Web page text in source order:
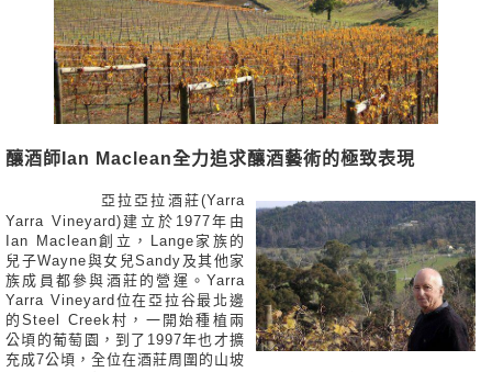
釀酒師Ian Maclean全力追求釀酒藝術的極致表現
亞拉亞拉酒莊(Yarra
Yarra Vineyard)建立於1977年由
Ian Maclean創立，Lange家族的
兒子Wayne與女兒Sandy及其他家
族成員都參與酒莊的營運。Yarra
Yarra Vineyard位在亞拉谷最北邊
的Steel Creek村，一開始種植兩
公頃的葡萄園，到了1997年也才擴
充成7公頃，全位在酒莊周圍的山坡